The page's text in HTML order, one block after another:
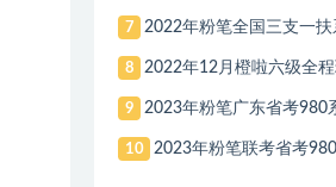
7 2022年粉笔全国三支一
8 2022年12月橙啦六级全程
9 2023年粉笔广东省考980
10 2023年粉笔联考省考